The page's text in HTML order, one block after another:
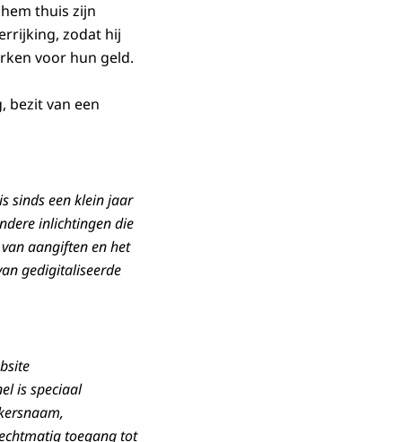
thuis zijn
zodat hij
voor hun geld.
bezit van een
sinds een klein jaar
inlichtingen die
aangiften en het
gedigitaliseerde
is speciaal
toegang tot